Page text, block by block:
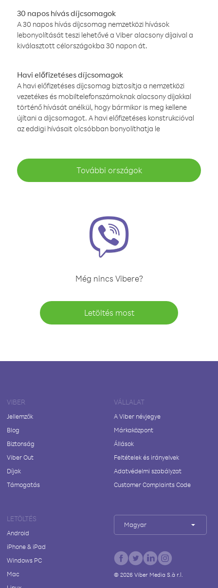
30 napos hívás díjcsomagok
A 30 napos hívás díjcsomag nemzetközi hívások
lebonyolítását teszi lehetővé a Viber alacsony díjaival a
kiválasztott célországokba 30 napon át.
Havi előfizetéses díjcsomagok
A havi előfizetéses díjcsomag biztosítja a nemzetközi
vezetékes és mobiltelefonszámoknak alacsony díjakkal
történő hívását anélkül, hogy bármikor is meg kellene
újítani a díjcsomagot. A havi előfizetéses konstrukcióval
az eddigi hívásait olcsóbban bonyolíthatja le
További országok
Még nincs Vibere?
Letöltés most
VIBER
Jellemzők
Blog
Biztonság
Viber Out
Díjak
Támogatás
VÁLLALAT
A Viber névjegye
Márkaközpont
Állások
Feltételek és irányelvek
Adatvédelmi szabályzat
Customer Complaints Code
LETÖLTÉS
Android
iPhone & iPad
Windows PC
Mac
Magyar
© 2026Viber Media S.à r.l.